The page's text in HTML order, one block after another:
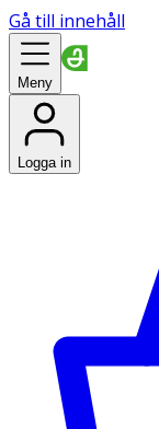
Gå till innehåll
Meny
Logga in